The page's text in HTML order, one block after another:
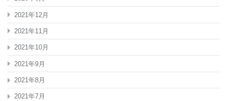
2021年12月
2021年11月
2021年10月
2021年9月
2021年8月
2021年7月